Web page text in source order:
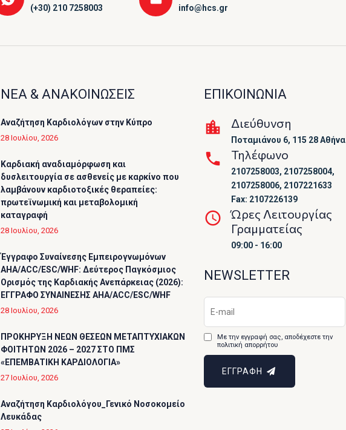
(+30) 210 7258003 info@hcs.gr
ΝΕΑ & ΑΝΑΚΟΙΝΩΣΕΙΣ
Αναζήτηση Καρδιολόγων στην Κύπρο
28 Ιουλίου, 2026
Καρδιακή αναδιαμόρφωση και
δυσλειτουργία σε ασθενείς με καρκίνο που
λαμβάνουν καρδιοτοξικές θεραπείες:
πρωτεϊνωμική και μεταβολομική
καταγραφή
28 Ιουλίου, 2026
Έγγραφο Συναίνεσης Εμπειρογνωμόνων
AHA/ACC/ESC/WHF: Δεύτερος Παγκόσμιος
Ορισμός της Καρδιακής Ανεπάρκειας (2026):
ΕΓΓΡΑΦΟ ΣΥΝΑΙΝΕΣΗΣ AHA/ACC/ESC/WHF
28 Ιουλίου, 2026
ΠΡΟΚΗΡΥΞΗ ΝΕΩΝ ΘΕΣΕΩΝ ΜΕΤΑΠΤΥΧΙΑΚΩΝ
ΦΟΙΤΗΤΩΝ 2026 – 2027 ΣΤΟ ΠΜΣ
«ΕΠΕΜΒΑΤΙΚΗ ΚΑΡΔΙΟΛΟΓΙΑ»
27 Ιουλίου, 2026
Αναζήτηση Καρδιολόγου_Γενικό Νοσοκομείο
Λευκάδας
ΕΠΙΚΟΙΝΩΝΙΑ
Διεύθυνση
Ποταμιάνου 6, 115 28 Αθήνα
Τηλέφωνο
2107258003, 2107258004,
2107258006, 2107221633
Fax: 2107226139
Ώρες Λειτουργίας
Γραμματείας
09:00 - 16:00
NEWSLETTER
Με την εγγραφή σας, αποδέχεστε την
πολιτική απορρήτου
ΕΓΓΡΑΦΗ